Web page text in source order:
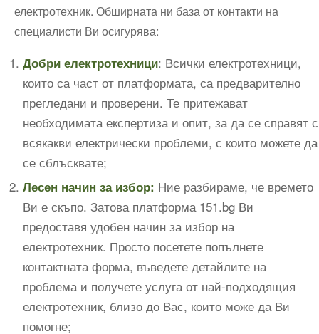
електротехник. Обширната ни база от контакти на
специалисти Ви осигурява:
Добри електротехници: Всички електротехници,
които са част от платформата, са предварително
прегледани и проверени. Те притежават
необходимата експертиза и опит, за да се справят с
всякакви електрически проблеми, с които можете да
се сблъсквате;
Лесен начин за избор: Ние разбираме, че времето
Ви е скъпо. Затова платформа 151.bg Ви
предоставя удобен начин за избор на
електротехник. Просто посетете попълнете
контактната форма, въведете детайлите на
проблема и получете услуга от най-подходящия
електротехник, близо до Вас, които може да Ви
помогне;